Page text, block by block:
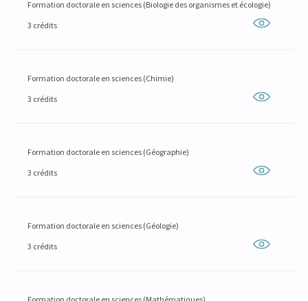
Formation doctorale en sciences (Biologie des organismes et écologie)
3 crédits
Formation doctorale en sciences (Chimie)
3 crédits
Formation doctorale en sciences (Géographie)
3 crédits
Formation doctorale en sciences (Géologie)
3 crédits